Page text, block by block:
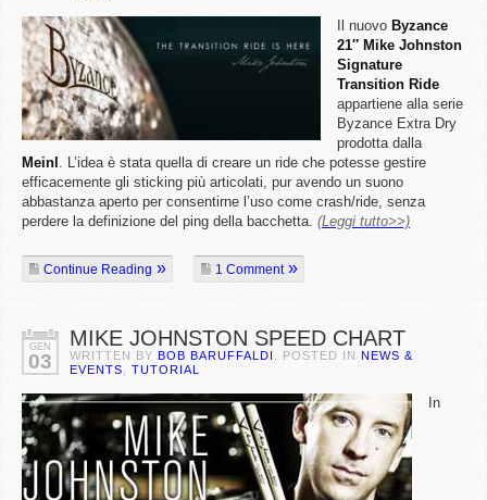
Il nuovo Byzance
21″ Mike Johnston
Signature
Transition Ride
appartiene alla serie
Byzance Extra Dry
prodotta dalla
Meinl . L’idea è stata quella di creare un ride che potesse gestire
efficacemente gli sticking più articolati, pur avendo un suono
abbastanza aperto per consentirne l’uso come crash/ride, senza
perdere la definizione del ping della bacchetta. (Leggi tutto>>)
Continue Reading 1 Comment
GEN
03
MIKE JOHNSTON SPEED CHART
WRITTEN BY BOB BARUFFALDI . POSTED IN NEWS &
EVENTS
TUTORIAL
In